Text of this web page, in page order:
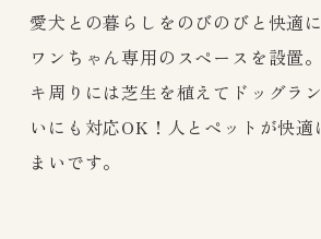
愛犬との暮らしをのびのびと快適
ワンちゃん専用のスペースを設置
キ周りには芝生を植えてドッグラ
いにも対応OK！人とペットが快適
まいです。